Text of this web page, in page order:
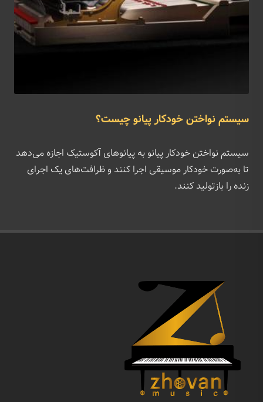
سیستم نواختن خودکار پیانو چیست؟
سیستم نواختن خودکار پیانو به پیانوهای آکوستیک اجازه می‌دهد
تا به‌صورت خودکار موسیقی اجرا کنند و ظرافت‌های یک اجرای
زنده را بازتولید کنند.